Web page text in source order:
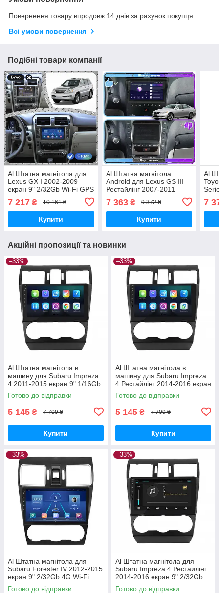
Повернення товару впродовж 14 днів за рахунок покупця
Всі умови повернення
Подібні товари компанії
Al Штатна магнітола для
Lexus GX I 2002-2009
екран 9" 2/32Gb Wi-Fi GPS
7 217 ₴ 10 161 ₴
Купити
Al Штатна магнітола
Android для Lexus GS III
Рестайлінг 2007-2011
екран 9" 2/32Gb Wi-Fi GPS
Base
7 363₴ 9 372 ₴
Купити
Al
7
Акційні пропозиції та новинки
–33%
Al Штатна магнітола в
машину для Subaru Impreza
4 2011-2015 екран 9" 1/16Gb
Wi-Fi GPS Base
Готово до відправки
5 145 ₴ 7 709 ₴
Купити
–33%
Al Штатна магнітола в
машину для Subaru Impreza
4 Рестайлінг 2014-2016 екран
9" 1/16Gb Wi-Fi GPS Base
Готово до відправки
5 145 ₴ 7 709 ₴
Купити
–33%
Al Штатна магнітола для
Subaru Forester IV 2012-2015
екран 9" 2/32Gb 4G Wi-Fi
GPS Top Android
Готово до відправки
–33%
Al Штатна магнітола для
Subaru Impreza 4 Рестайлінг
2014-2016 екран 9" 2/32Gb
4G Wi-Fi GPS Top Android
Готово до відправки